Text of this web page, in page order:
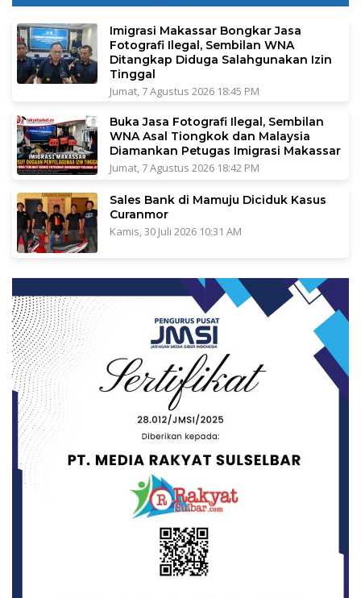
Imigrasi Makassar Bongkar Jasa
Fotografi Ilegal, Sembilan WNA
Ditangkap Diduga Salahgunakan Izin
Tinggal
Jumat, 7 Agustus 2026 18:45 PM
Buka Jasa Fotografi Ilegal, Sembilan
WNA Asal Tiongkok dan Malaysia
Diamankan Petugas Imigrasi Makassar
Jumat, 7 Agustus 2026 18:42 PM
Sales Bank di Mamuju Diciduk Kasus
Curanmor
Kamis, 30 Juli 2026 10:31 AM